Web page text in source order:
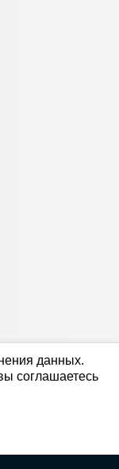
данных.
соглашаетесь